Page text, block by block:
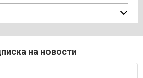
на новости